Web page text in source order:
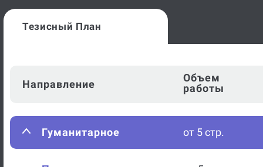
Тезисный План
Направление
Объем
работы
Гуманитарное от 5 стр.